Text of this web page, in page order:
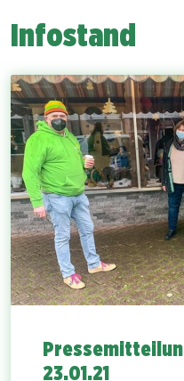
Infostand
23.01.21